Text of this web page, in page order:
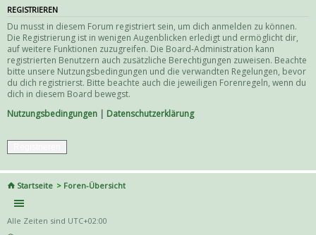
REGISTRIEREN
Du musst in diesem Forum registriert sein, um dich anmelden zu können.
Die Registrierung ist in wenigen Augenblicken erledigt und ermöglicht dir,
auf weitere Funktionen zuzugreifen. Die Board-Administration kann
registrierten Benutzern auch zusätzliche Berechtigungen zuweisen. Beachte
bitte unsere Nutzungsbedingungen und die verwandten Regelungen, bevor
du dich registrierst. Bitte beachte auch die jeweiligen Forenregeln, wenn du
dich in diesem Board bewegst.
Nutzungsbedingungen | Datenschutzerklärung
Startseite Foren-Übersicht
Alle Zeiten sind UTC+02:00